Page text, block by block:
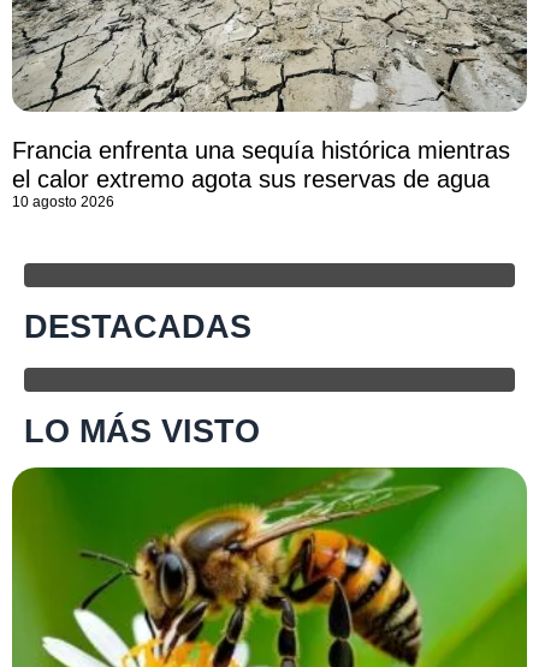
Francia enfrenta una sequía histórica mientras
el calor extremo agota sus reservas de agua
10 agosto 2026
DESTACADAS
LO MÁS VISTO